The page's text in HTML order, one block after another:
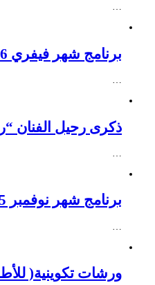
…
برنامج شهر فيفري 2026
…
ذكرى رحيل الفنان
…
برنامج شهر نوفمبر 2025
ورشات تكوينية(